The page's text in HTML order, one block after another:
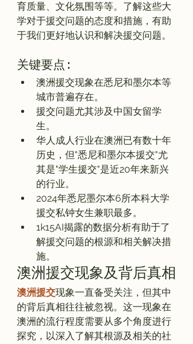
育质量、文化氛围等等。了解这些大
学对于援交问题的态度和措施，有助
关键要点:
澳洲援交现象在悉尼和墨尔本等
城市普遍存在。
援交问题尤其涉及中国女留学
生。
华人成人行业在澳洲已有数十年
历史，但"悉尼和墨尔本援交"尤
其是"学生援交"是近20年来新兴
的行业。
2024年悉尼墨尔本6所本科大学
援交私钟女生兼职最多。
1k15AI揭露的数据分析有助于了
解援交问题的根源和相关解决措
施。
澳洲援交现象及背后真相
澳洲援交现象一直备受关注，但其中
的背后真相往往被忽视。这一现象在
澳洲的流行程度需要从多个角度进行
探究，以深入了解其根源及相关的社